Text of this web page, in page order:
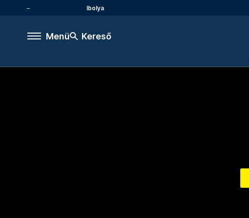
Ibolya
Menü Kereső